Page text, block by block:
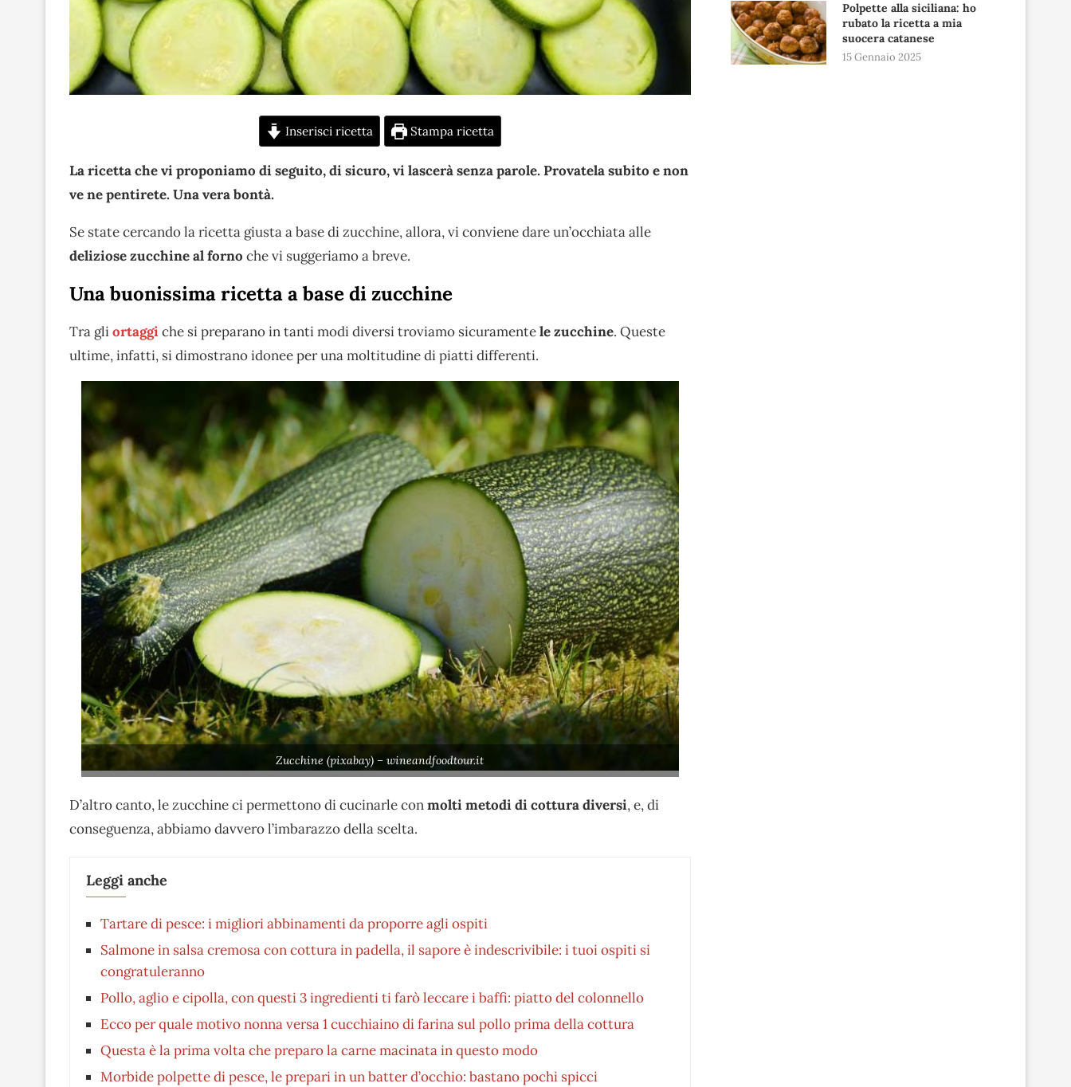
Inserisci ricetta Stampa ricetta
La ricetta che vi proponiamo di seguito, di sicuro, vi lascerà senza parole. Provatela subito e non
ve ne pentirete. Una vera bontà.
Se state cercando la ricetta giusta a base di zucchine, allora, vi conviene dare un’occhiata alle
deliziose zucchine al forno che vi suggeriamo a breve.
Una buonissima ricetta a base di zucchine
Tra gliortaggiche si preparano in tanti modi diversi troviamo sicuramentele zucchine. Queste
ultime, infatti, si dimostrano idonee per una moltitudine di piatti differenti.
Zucchine (pixabay) – wineandfoodtour.it
D’altro canto, le zucchine ci permettono di cucinarle conmolti metodi di cottura diversi, e, di
conseguenza, abbiamo davvero l’imbarazzo della scelta.
Leggi anche
Tartare di pesce: i migliori abbinamenti da proporre agli ospiti
Salmone in salsa cremosa con cottura in padella, il sapore è indescrivibile: i tuoi ospiti si
congratuleranno
Pollo, aglio e cipolla, con questi 3 ingredienti ti farò leccare i baffi: piatto del colonnello
Ecco per quale motivo nonna versa 1 cucchiaino di farina sul pollo prima della cottura
Questa è la prima volta che preparo la carne macinata in questo modo
Morbide polpette di pesce, le prepari in un batter d’occhio: bastano pochi spicci
Polpette alla siciliana: ho
rubato la ricetta a mia
suocera catanese
15 Gennaio 2025